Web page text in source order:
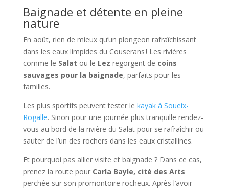
Baignade et détente en pleine
nature
En août, rien de mieux qu’un plongeon rafraîchissant
dans les eaux limpides du Couserans ! Les rivières
comme le Salat ou le Lez regorgent de coins
sauvages pour la baignade, parfaits pour les
familles.
Les plus sportifs peuvent tester le kayak à Soueix-
Rogalle. Sinon pour une journée plus tranquille rendez-
vous au bord de la rivière du Salat pour se rafraîchir ou
sauter de l’un des rochers dans les eaux cristallines.
Et pourquoi pas allier visite et baignade ? Dans ce cas,
prenez la route pour Carla Bayle, cité des Arts
perchée sur son promontoire rocheux. Après l’avoir